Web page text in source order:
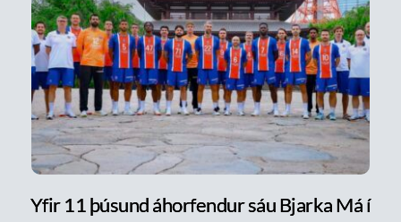
Yfir 11 þúsund áhorfendur sáu Bjarka Má í